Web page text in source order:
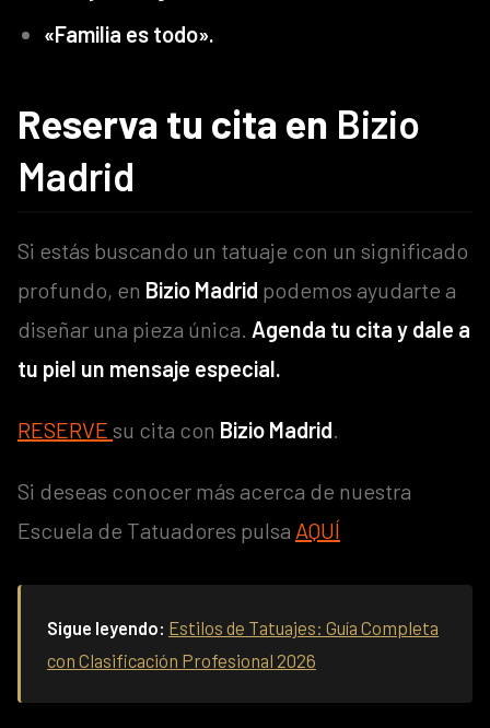
«Familia es todo».
Reserva tu cita en Bizio
Madrid
Si estás buscando un tatuaje con un significado
profundo, en Bizio Madrid podemos ayudarte a
diseñar una pieza única. Agenda tu cita y dale a
tu piel un mensaje especial.
RESERVE su cita con Bizio Madrid.
Si deseas conocer más acerca de nuestra
Escuela de Tatuadores pulsa AQUÍ
Sigue leyendo: Estilos de Tatuajes: Guía Completa
con Clasificación Profesional 2026